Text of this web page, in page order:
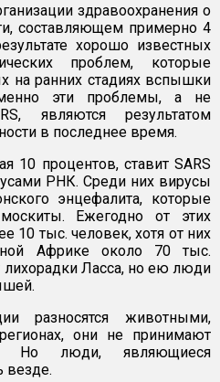
здравоохранения о
составляющем примерно 4
хорошо известных
проблем, которые
на ранних стадиях вспышки
эти проблемы, а не
являются результатом
в последнее время.
10 процентов, ставит SARS
РНК. Среди них вирусы
энцефалита, которые
Ежегодно от этих
10 тыс. человек, хотя от них
Африке около 70 тыс.
Ласса, но ею люди
разносятся животными,
они не принимают
Но люди, являющиеся
везде.